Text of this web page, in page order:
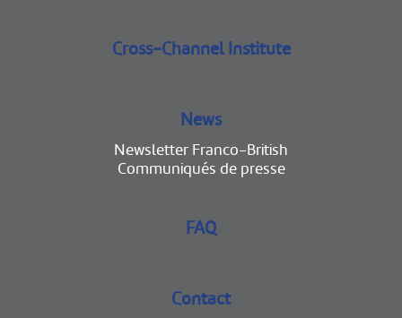
Cross-Channel Institute
News
Newsletter Franco-British
Communiqués de presse
FAQ
Contact